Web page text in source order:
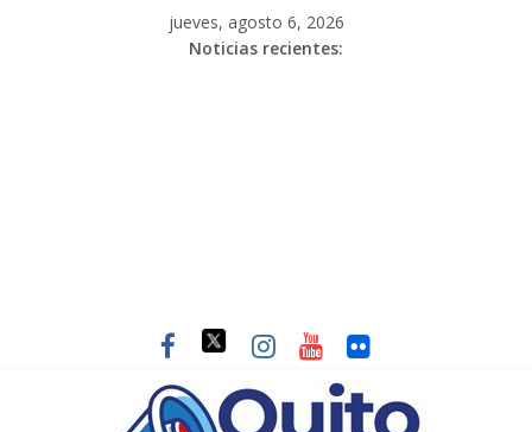
jueves, agosto 6, 2026
Noticias recientes: